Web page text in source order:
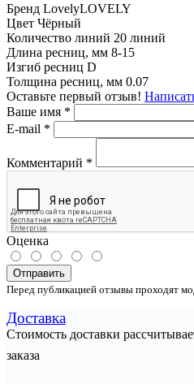
Бренд LovelyLOVELY
Цвет Чёрный
Количество линий 20 линий
Длина ресниц, мм 8-15
Изгиб ресниц D
Толщина ресниц, мм 0.07
Оставьте первый отзыв!
Ваше имя *
E-mail *
Комментарий *
Оценка
Отправить
Перед публикацией отзывы проходят
Доставка
Стоимость доставки
заказа